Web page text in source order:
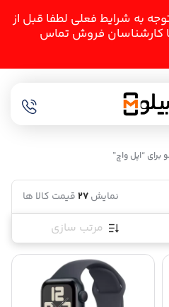
به شرایط فعلی لطفا قبل از
کارشناسان فروش تماس
“اپل واچ”
نمایش27قیمت کالا ها
مرتب سازی